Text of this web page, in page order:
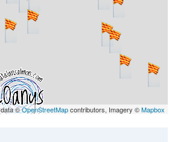
data ©OpenStreetMapcontributors, Imagery ©Mapbox